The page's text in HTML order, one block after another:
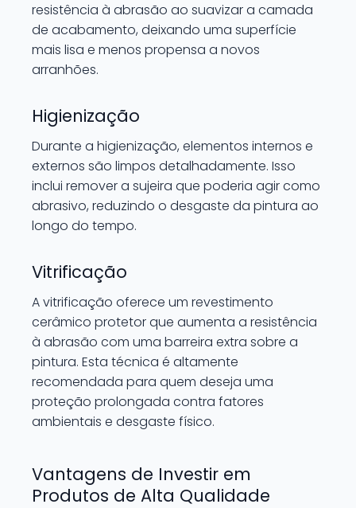
resistência à abrasão ao suavizar a camada
de acabamento, deixando uma superfície
mais lisa e menos propensa a novos
arranhões.
Higienização
Durante a higienização, elementos internos e
externos são limpos detalhadamente. Isso
inclui remover a sujeira que poderia agir como
abrasivo, reduzindo o desgaste da pintura ao
longo do tempo.
Vitrificação
A vitrificação oferece um revestimento
cerâmico protetor que aumenta a resistência
à abrasão com uma barreira extra sobre a
pintura. Esta técnica é altamente
recomendada para quem deseja uma
proteção prolongada contra fatores
ambientais e desgaste físico.
Vantagens de Investir em
Produtos de Alta Qualidade